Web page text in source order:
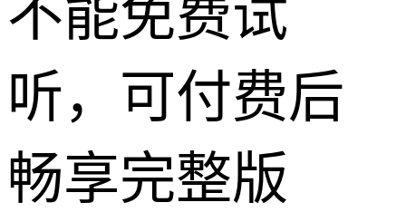
不能免费试
听，可付费后
畅享完整版